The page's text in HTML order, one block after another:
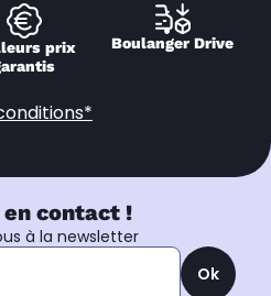
prix
Boulanger Drive
en contact !
à la newsletter
Ok